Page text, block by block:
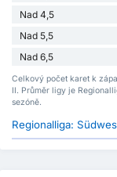
Nad 4,5
Nad 5,5
Nad 6,5
Celkový počet karet k
II. Průměr ligy je
sezóně.
Regionalliga: